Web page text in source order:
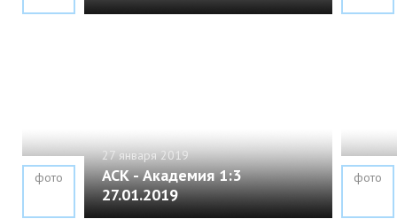
27 января 2019
АСК - Академия 1:3
27.01.2019
фото фото